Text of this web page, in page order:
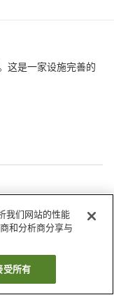
这是一家设施完善的
院
Epinard酒店
我们网站的性能
和分析商分享与
受所有